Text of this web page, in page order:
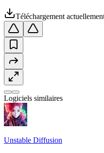
Téléchargement
Logiciels similaires
Unstable Diffusion